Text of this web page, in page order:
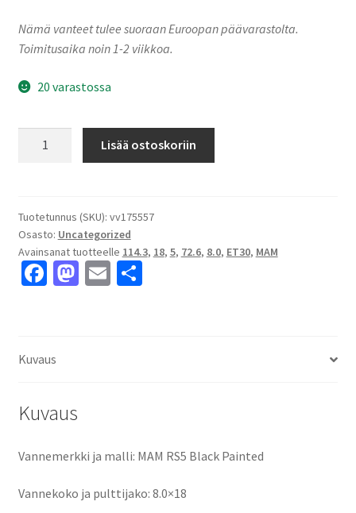
Nämä vanteet tulee suoraan Euroopan päävarastolta.
Toimitusaika noin 1-2 viikkoa.
20 varastossa
8.0x18"
5x114.3
ET30
keskireikä:72.6
Lisää ostoskoriin
Tuotetunnus (SKU): vv175557
Osasto: Uncategorized
Avainsanat tuotteelle 114.3, 18, 5, 72.6, 8.0, ET30, MAM
Fa
o
M E S
Kuvaus
Kuvaus
Vannemerkki ja malli: MAM RS5 Black Painted
Vannekoko ja pulttijako: 8.0×18